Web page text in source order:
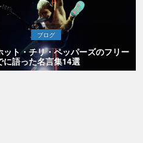
ブログ
ット・チリ・ペッパーズのフリー
に語った名言集14選